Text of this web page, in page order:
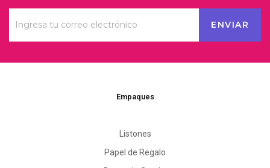
Empaques
Listones
Papel de Regalo